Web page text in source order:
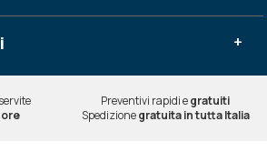
+
Preventivi rapidi egratuiti
Spedizionegratuita in tutta Italia